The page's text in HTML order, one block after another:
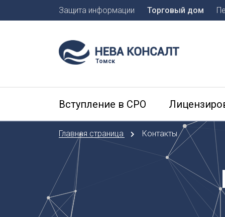
Б
Барнаул
Белгород
Брянск
В
Защита информации Торговый дом
Томск
Вступление в СРО
Главная страница Контакты